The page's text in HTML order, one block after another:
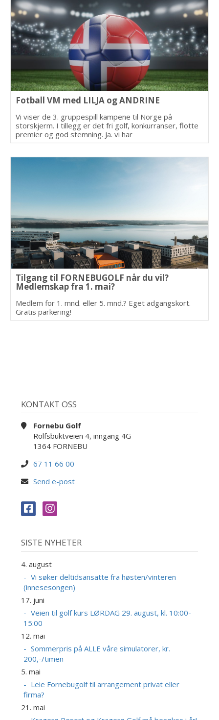
Fotball VM med LILJA og ANDRINE
Vi viser de 3. gruppespill kampene til Norge på
storskjerm. I tillegg er det fri golf, konkurranser, flotte
premier og god stemning. Ja. vi har
skjenkebevilling!
Tilgang til FORNEBUGOLF når du vil?
Medlemskap fra 1. mai?
Medlem for 1. mnd. eller 5. mnd.? Eget adgangskort.
Gratis parkering!
KONTAKT OSS
Fornebu Golf
Rolfsbuktveien 4, inngang 4G
1364 FORNEBU
67 11 66 00
Send e-post
SISTE NYHETER
4. august
Vi søker deltidsansatte fra høsten/vinteren
(innesesongen)
17. juni
Veien til golf kurs LØRDAG 29. august, kl. 10:00-
15:00
12. mai
Sommerpris på ALLE våre simulatorer, kr.
200,-/timen
5. mai
Leie Fornebugolf til arrangement privat eller
firma?
21. mai